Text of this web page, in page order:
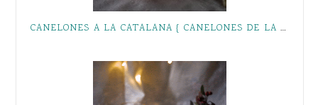
CANELONES A LA CATALANA { CANELONES DE LA ABUELA CATALINA }